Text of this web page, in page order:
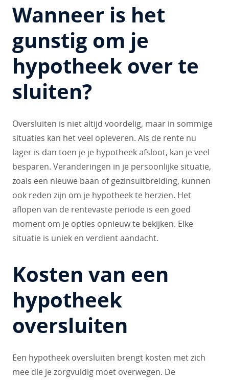
Wanneer is het
gunstig om je
hypotheek over te
sluiten?
Oversluiten is niet altijd voordelig, maar in sommige
situaties kan het veel opleveren. Als de rente nu
lager is dan toen je je hypotheek afsloot, kan je veel
besparen. Veranderingen in je persoonlijke situatie,
zoals een nieuwe baan of gezinsuitbreiding, kunnen
ook reden zijn om je hypotheek te herzien. Het
aflopen van de rentevaste periode is een goed
moment om je opties opnieuw te bekijken. Elke
situatie is uniek en verdient aandacht.
Kosten van een
hypotheek
oversluiten
Een hypotheek oversluiten brengt kosten met zich
mee die je zorgvuldig moet overwegen. De